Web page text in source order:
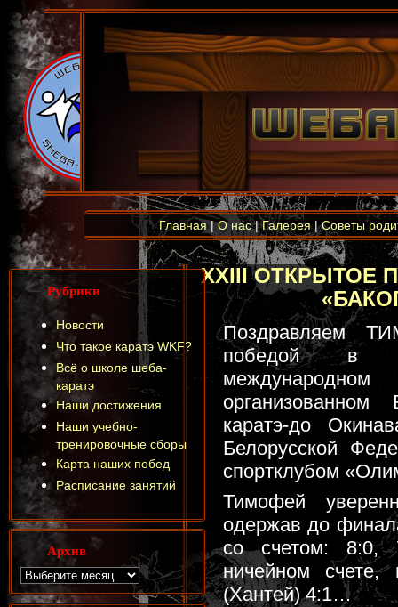
Главная|О нас|Галерея|Советы
XXIII ОТКРЫТОЕ
Поздравляем
победой в
организованном
каратэ-до
Белорусской
спортклубом
Тимофей
одержав до
со счетом:
ничейном
(Хантей) 4:1…
Рубрики
Новости
Что такое каратэ WKF?
Всё о школе шеба-
каратэ
Наши достижения
Наши учебно-
тренировочные сборы
Карта наших побед
Расписание занятий
Архив